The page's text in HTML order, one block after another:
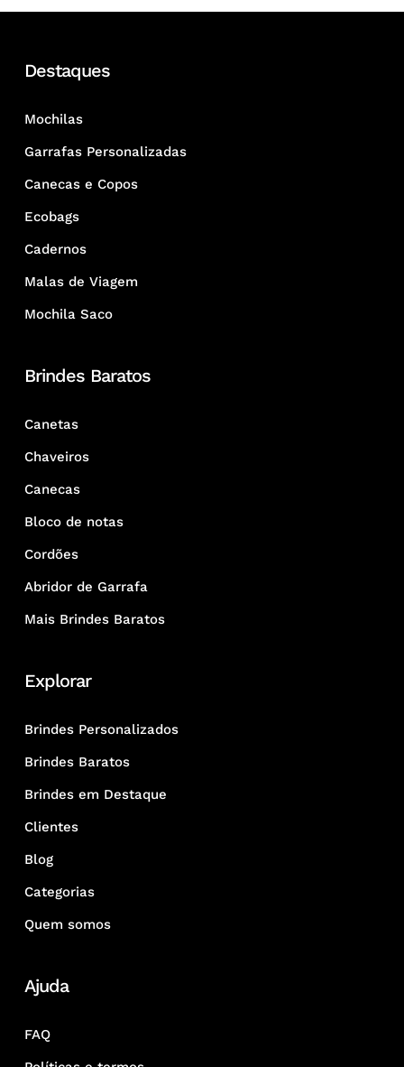
Destaques
Mochilas
Garrafas Personalizadas
Canecas e Copos
Ecobags
Cadernos
Malas de Viagem
Mochila Saco
Brindes Baratos
Canetas
Chaveiros
Canecas
Bloco de notas
Cordões
Abridor de Garrafa
Mais Brindes Baratos
Explorar
Brindes Personalizados
Brindes Baratos
Brindes em Destaque
Clientes
Blog
Categorias
Quem somos
Ajuda
FAQ